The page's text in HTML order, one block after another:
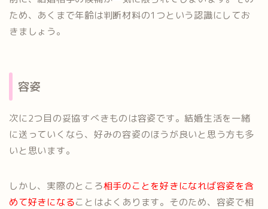
ため、あくまで年齢は判断材料の1つという認識にしてお
きましょう。
容姿
次に2つ目の妥協すべきものは容姿です。結婚生活を一緒
に送っていくなら、好みの容姿のほうが良いと思う方も多
いと思います。
しかし、実際のところ相手のことを好きになれば容姿を含
めて好きになることはよくあります。そのため、容姿で相